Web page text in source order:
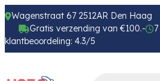
Wagenstraat 67 2512AR Den Haag
Gratis verzending van €100.-
klantbeoordeling: 4.3/5